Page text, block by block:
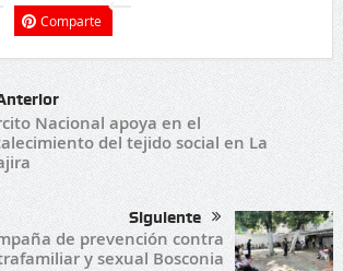
Comparte
Nacional apoya en el
del tejido social en La
Siguiente
de prevención contra
y sexual Bosconia